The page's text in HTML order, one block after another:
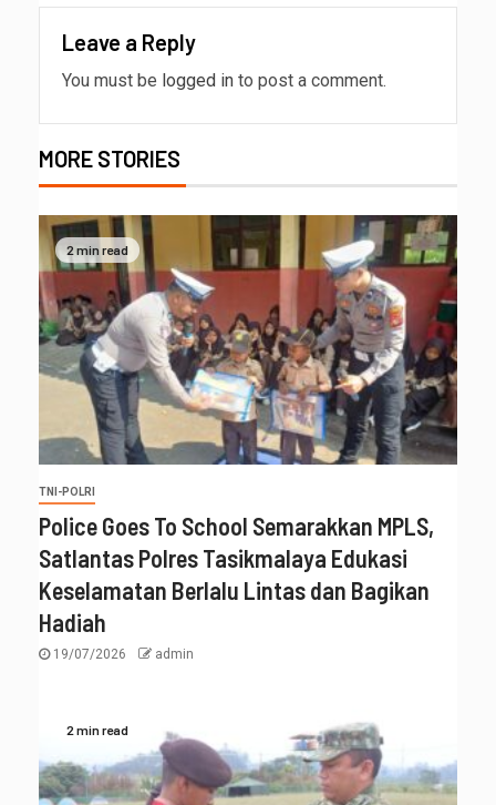
Leave a Reply
You must be logged in to post a comment.
MORE STORIES
2 min read
TNI-POLRI
Police Goes To School Semarakkan MPLS,
Satlantas Polres Tasikmalaya Edukasi
Keselamatan Berlalu Lintas dan Bagikan
Hadiah
19/07/2026 admin
2 min read